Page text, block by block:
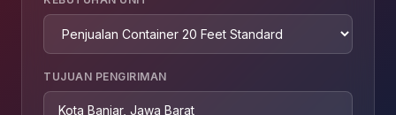
TUJUAN PENGIRIMAN